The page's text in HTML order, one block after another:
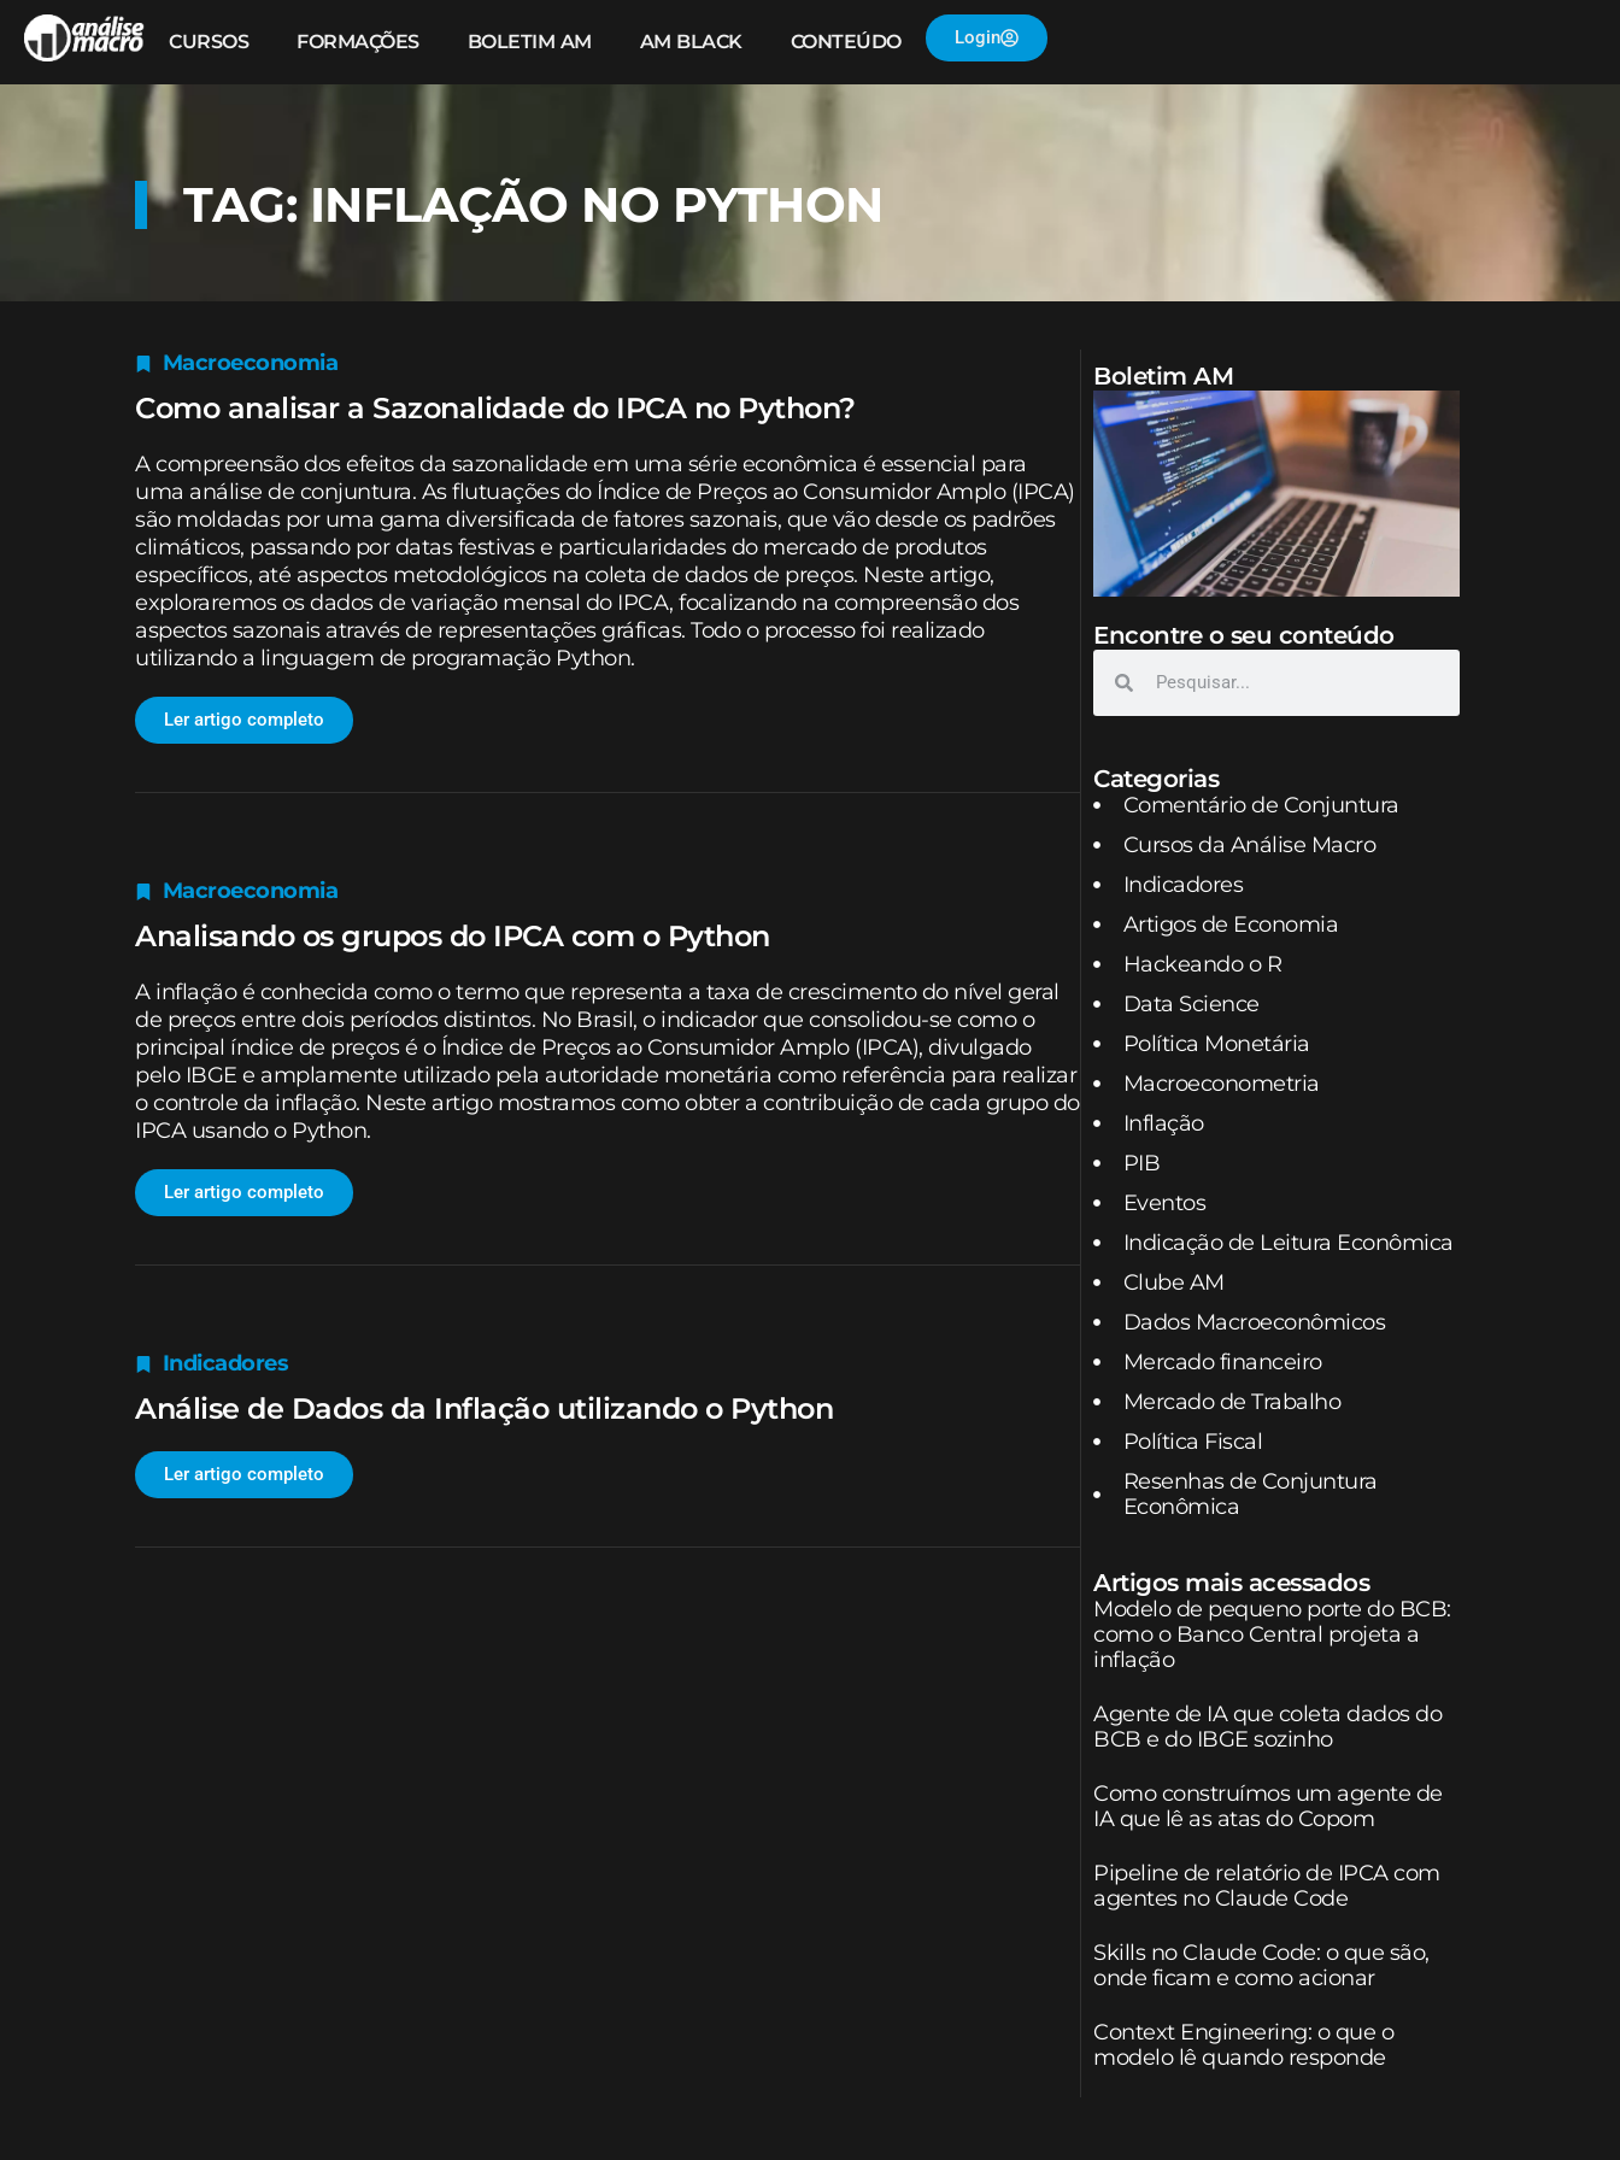
CURSOS FORMAÇÕES BOLETIM AM AM BLACK CONTEÚDO Login
TAG: INFLAÇÃO NO PYTHON
Macroeconomia
Como analisar a Sazonalidade do IPCA no Python?
A compreensão dos efeitos da sazonalidade em uma série econômica é essencial para
uma análise de conjuntura. As flutuações do Índice de Preços ao Consumidor Amplo (IPCA)
são moldadas por uma gama diversificada de fatores sazonais, que vão desde os padrões
climáticos, passando por datas festivas e particularidades do mercado de produtos
específicos, até aspectos metodológicos na coleta de dados de preços. Neste artigo,
exploraremos os dados de variação mensal do IPCA, focalizando na compreensão dos
aspectos sazonais através de representações gráficas. Todo o processo foi realizado
utilizando a linguagem de programação Python.
Ler artigo completo
Macroeconomia
Analisando os grupos do IPCA com o Python
A inflação é conhecida como o termo que representa a taxa de crescimento do nível geral
de preços entre dois períodos distintos. No Brasil, o indicador que consolidou-se como o
principal índice de preços é o Índice de Preços ao Consumidor Amplo (IPCA), divulgado
pelo IBGE e amplamente utilizado pela autoridade monetária como referência para realizar
o controle da inflação. Neste artigo mostramos como obter a contribuição de cada grupo do
IPCA usando o Python.
Ler artigo completo
Indicadores
Análise de Dados da Inflação utilizando o Python
Ler artigo completo
Boletim AM
Encontre o seu conteúdo
Categorias
Comentário de Conjuntura
Cursos da Análise Macro
Indicadores
Artigos de Economia
Hackeando o R
Data Science
Política Monetária
Macroeconometria
Inflação
PIB
Eventos
Indicação de Leitura Econômica
Clube AM
Dados Macroeconômicos
Mercado financeiro
Mercado de Trabalho
Política Fiscal
Resenhas de Conjuntura
Econômica
Artigos mais acessados
Modelo de pequeno porte do BCB:
como o Banco Central projeta a
inflação
Agente de IA que coleta dados do
BCB e do IBGE sozinho
Como construímos um agente de
IA que lê as atas do Copom
Pipeline de relatório de IPCA com
agentes no Claude Code
Skills no Claude Code: o que são,
onde ficam e como acionar
Context Engineering: o que o
modelo lê quando responde